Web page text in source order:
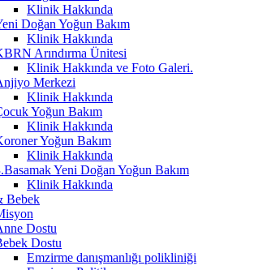
Klinik Hakkında
Doğan Yoğun Bakım
Klinik Hakkında
Arındırma Ünitesi
Klinik Hakkında ve Foto Galeri.
Merkezi
Klinik Hakkında
Yoğun Bakım
Klinik Hakkında
Yoğun Bakım
Klinik Hakkında
Yeni Doğan Yoğun Bakım
Klinik Hakkında
Bebek
Dostu
Dostu
Emzirme danışmanlığı polikliniği